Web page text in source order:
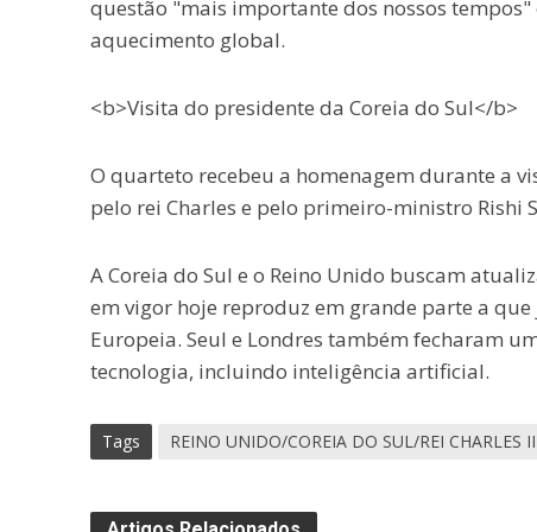
questão "mais importante dos nossos
aquecimento global.
<b>Visita do presidente da Coreia do Sul</b>
O quarteto recebeu a homenagem durante a
pelo rei Charles e pelo primeiro-ministro Rishi
A Coreia do Sul e o Reino Unido buscam
em vigor hoje reproduz em grande parte a
Europeia. Seul e Londres também fecharam
tecnologia, incluindo inteligência artificial.
Tags REINO UNIDO/COREIA DO SUL/REI CHARLES